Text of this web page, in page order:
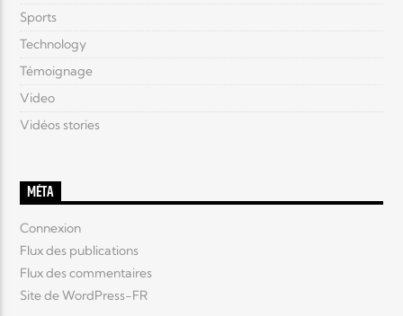
Sports
Technology
Témoignage
Video
Vidéos stories
MÉTA
Connexion
Flux des publications
Flux des commentaires
Site de WordPress-FR